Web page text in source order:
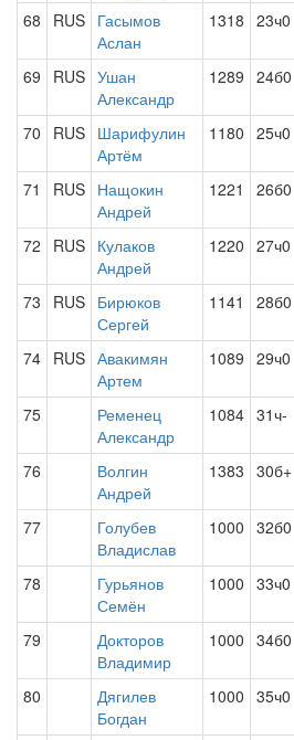
68 RUS Гасымов
Аслан
1318 23ч0
69 RUS Ушан
Александр
1289 24б0
70 RUS Шарифулин
Артём
1180 25ч0
71 RUS Нащокин
Андрей
1221 26б0
72 RUS Кулаков
Андрей
1220 27ч0
73 RUS Бирюков
Сергей
1141 28б0
74 RUS Авакимян
Артем
1089 29ч0
75
Ременец
Александр
1084 31ч-
76
Волгин
Андрей
1383 30б+
77
Голубев
Владислав
1000 32б0
78
Гурьянов
Семён
1000 33ч0
79
Докторов
Владимир
1000 34б0
80
Дягилев
Богдан
1000 35ч0